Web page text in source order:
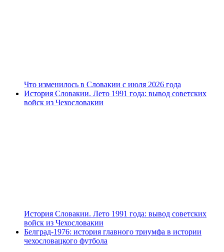
Что изменилось в Словакии с июля 2026 года
История Словакии. Лето 1991 года: вывод советских
войск из Чехословакии
История Словакии. Лето 1991 года: вывод советских
войск из Чехословакии
Белград-1976: история главного триумфа в истории
чехословацкого футбола